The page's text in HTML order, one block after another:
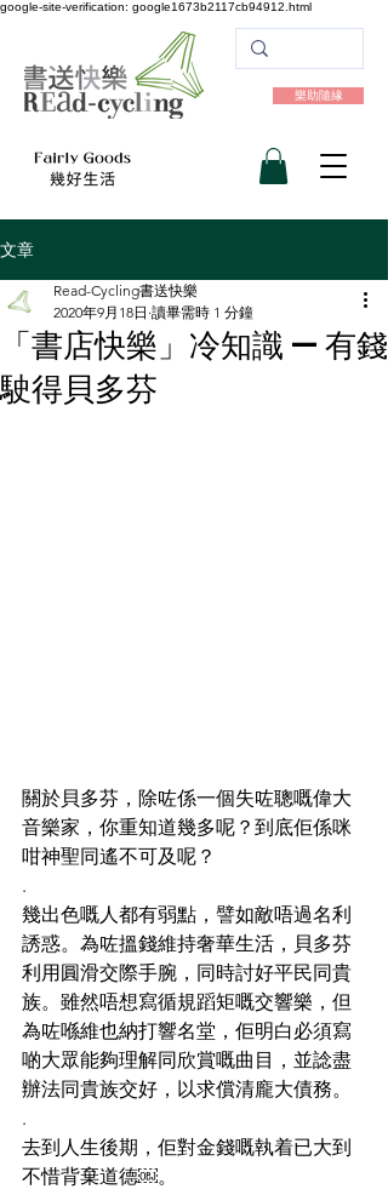
google-site-verification: google1673b2117cb94912.html
樂助隨緣
文章
「書店快樂」冷知識 — 有錢
駛得貝多芬
Read-Cycling書送快樂
2020年9月18日 讀畢需時 1 分鐘
關於貝多芬，除咗係一個失咗聰嘅偉大
音樂家，你重知道幾多呢？到底佢係咪
咁神聖同遙不可及呢？
.
幾出色嘅人都有弱點，譬如敵唔過名利
誘惑。為咗搵錢維持奢華生活，貝多芬
利用圓滑交際手腕，同時討好平民同貴
族。雖然唔想寫循規蹈矩嘅交響樂，但
為咗喺維也納打響名堂，佢明白必須寫
啲大眾能夠理解同欣賞嘅曲目，並諗盡
辦法同貴族交好，以求償清龐大債務。
.
去到人生後期，佢對金錢嘅執着已大到
不惜背棄道德￼。